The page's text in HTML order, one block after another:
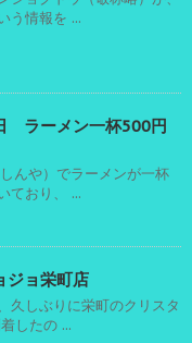
う情報を ...
ラーメン一杯500円
んや）でラーメンが一杯
ており、 ...
ジョ栄町店
久しぶりに栄町のクリスタ
したの ...